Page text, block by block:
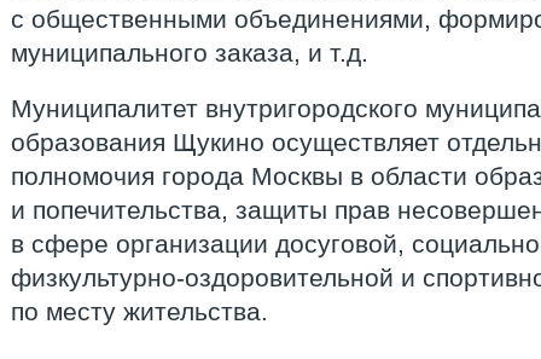
с общественными объединениями,
муниципального заказа, и т.д.
Муниципалитет внутригородского
образования Щукино осуществляет
полномочия города Москвы в области
и попечительства, защиты прав
в сфере организации досуговой,
физкультурно-оздоровительной и
по месту жительства.